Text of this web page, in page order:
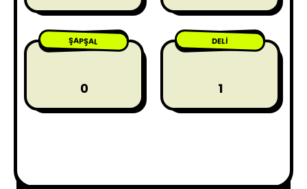
ŞAPŞAL
0
DELI
1